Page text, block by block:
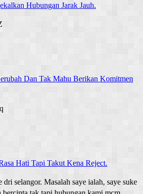
Hubungan Jarak Jauh.
Dan Tak Mahu Berikan Komitmen
Hati Tapi Takut Kena Reject.
dri selangor. Masalah saye ialah, saye suke